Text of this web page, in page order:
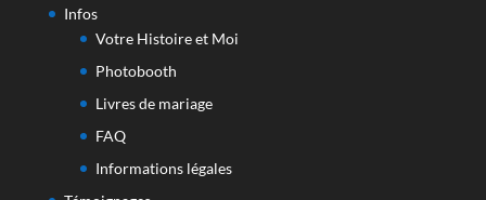
Infos
Votre Histoire et Moi
Photobooth
Livres de mariage
FAQ
Informations légales